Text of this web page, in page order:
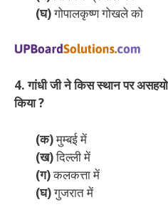
(घ)गोपालकृष्ण गोखले को
4. गांधी जी ने किस स्थान पर
किया ?
(क)मुम्बई में
(ख)दिल्ली में
(ग)कलकत्ता में
(घ)गुजरात में